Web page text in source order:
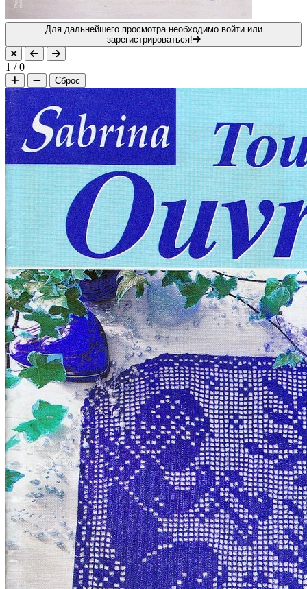
Для дальнейшего просмотра необходимо войти или
зарегистрироваться!
1 /0
Сброс